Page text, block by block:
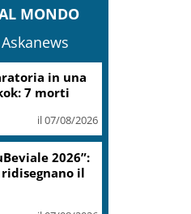
MONDO
attaccare lo
ordine
il 07/08/2026
sulla